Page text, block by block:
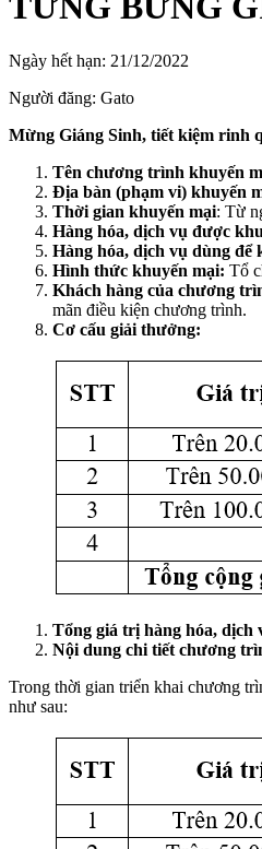
Ngày hết hạn: 21/12/2022
Người đăng: Gato
Mừng Giáng Sinh, tiết kiệm rinh
Tên chương trình khuyến
Địa bàn (phạm vi) khuyến
Thời gian khuyến mại: Từ
Hàng hóa, dịch vụ được
Hàng hóa, dịch vụ dùng để
Hình thức khuyến mại: Tổ
Khách hàng của chương
mãn điều kiện chương trình.
Cơ cấu giải thưởng:
Tổng giá trị hàng hóa, dịch
Nội dung chi tiết chương
Trong thời gian triển khai chương
như sau: